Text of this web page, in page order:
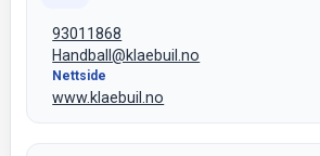
93011868
Handball@klaebuil.no
Nettside
www.klaebuil.no